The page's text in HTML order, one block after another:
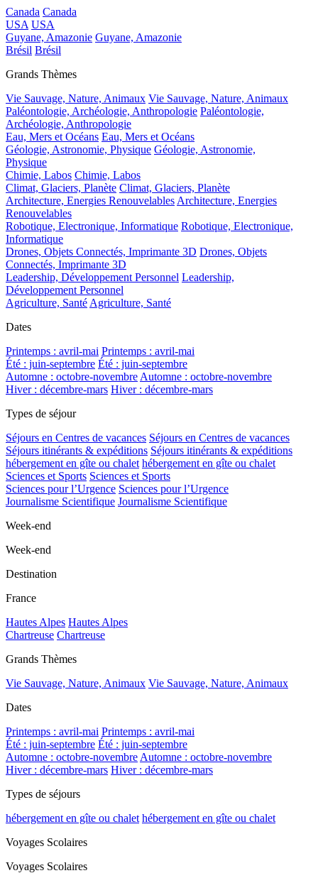
Canada Canada
USA USA
Guyane, Amazonie Guyane, Amazonie
Brésil Brésil
Grands Thèmes
Vie Sauvage, Nature, Animaux Vie Sauvage, Nature, Animaux
Paléontologie, Archéologie, Anthropologie Paléontologie,
Archéologie, Anthropologie
Eau, Mers et Océans Eau, Mers et Océans
Géologie, Astronomie, Physique Géologie, Astronomie,
Physique
Chimie, Labos Chimie, Labos
Climat, Glaciers, Planète Climat, Glaciers, Planète
Architecture, Energies Renouvelables Architecture, Energies
Renouvelables
Robotique, Electronique, Informatique Robotique, Electronique,
Informatique
Drones, Objets Connectés, Imprimante 3D Drones, Objets
Connectés, Imprimante 3D
Leadership, Développement Personnel Leadership,
Développement Personnel
Agriculture, Santé Agriculture, Santé
Dates
Printemps : avril-mai Printemps : avril-mai
Été : juin-septembre Été : juin-septembre
Automne : octobre-novembre Automne : octobre-novembre
Hiver : décembre-mars Hiver : décembre-mars
Types de séjour
Séjours en Centres de vacances Séjours en Centres de vacances
Séjours itinérants & expéditions Séjours itinérants & expéditions
hébergement en gîte ou chalet hébergement en gîte ou chalet
Sciences et Sports Sciences et Sports
Sciences pour l’Urgence Sciences pour l’Urgence
Journalisme Scientifique Journalisme Scientifique
Week-end
Week-end
Destination
France
Hautes Alpes Hautes Alpes
Chartreuse Chartreuse
Grands Thèmes
Vie Sauvage, Nature, Animaux Vie Sauvage, Nature, Animaux
Dates
Printemps : avril-mai Printemps : avril-mai
Été : juin-septembre Été : juin-septembre
Automne : octobre-novembre Automne : octobre-novembre
Hiver : décembre-mars Hiver : décembre-mars
Types de séjours
hébergement en gîte ou chalet hébergement en gîte ou chalet
Voyages Scolaires
Voyages Scolaires